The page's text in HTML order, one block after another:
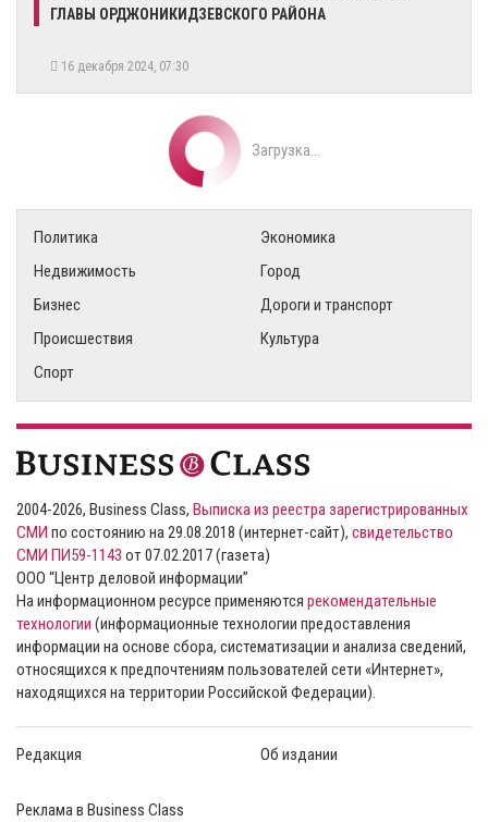
ГЛАВЫ ОРДЖОНИКИДЗЕВСКОГО РАЙОНА
16 декабря 2024, 07:30
Загрузка...
Политика
Экономика
Недвижимость
Город
Бизнес
Дороги и транспорт
Происшествия
Культура
Спорт
2004-2026, Business Class, Выписка из реестра зарегистрированных
СМИ по состоянию на 29.08.2018 (интернет-сайт), свидетельство
СМИ ПИ59-1143 от 07.02.2017 (газета)
ООО “Центр деловой информации”
На информационном ресурсе применяются рекомендательные
технологии (информационные технологии предоставления
информации на основе сбора, систематизации и анализа сведений,
относящихся к предпочтениям пользователей сети «Интернет»,
находящихся на территории Российской Федерации).
Редакция Об издании
Реклама в Business Class